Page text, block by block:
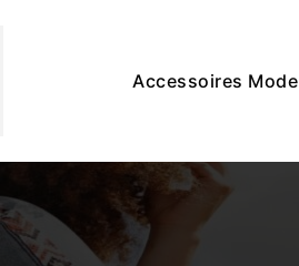
Accessoires Mode